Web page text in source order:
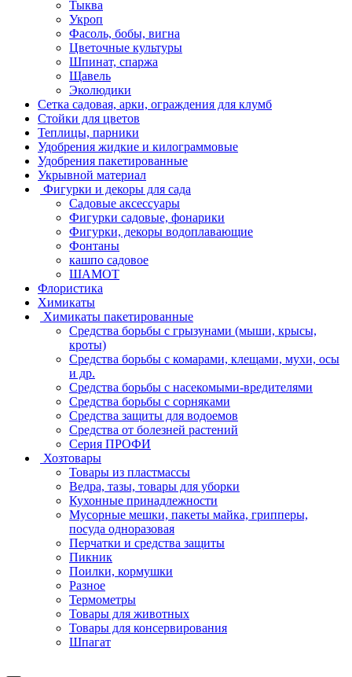
Тыква
Укроп
Фасоль, бобы, вигна
Цветочные культуры
Шпинат, спаржа
Щавель
Эколюдики
Сетка садовая, арки, ограждения для клумб
Стойки для цветов
Теплицы, парники
Удобрения жидкие и килограммовые
Удобрения пакетированные
Укрывной материал
Фигурки и декоры для сада
Садовые аксессуары
Фигурки садовые, фонарики
Фигурки, декоры водоплавающие
Фонтаны
кашпо садовое
ШАМОТ
Флористика
Химикаты
Химикаты пакетированные
Средства борьбы с грызунами (мыши, крысы,
кроты)
Средства борьбы с комарами, клещами, мухи, осы
и др.
Средства борьбы с насекомыми-вредителями
Средства борьбы с сорняками
Средства защиты для водоемов
Средства от болезней растений
Серия ПРОФИ
Хозтовары
Товары из пластмассы
Ведра, тазы, товары для уборки
Кухонные принадлежности
Мусорные мешки, пакеты майка, грипперы,
посуда одноразовая
Перчатки и средства защиты
Пикник
Поилки, кормушки
Разное
Термометры
Товары для животных
Товары для консервирования
Шпагат